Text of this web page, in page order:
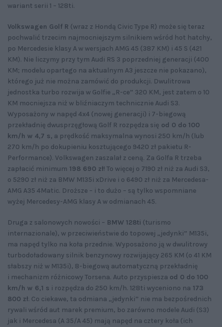
wariant serii 1 – 128ti.
Volkswagen Golf R (wraz z Hondą Civic Type R) może się teraz
pochwalić trzecim najmocniejszym silnikiem wśród hot hatchy,
po Mercedesie klasy A w wersjach AMG 45 (387 KM) i 45 S (421
KM). Nie liczymy przy tym Audi RS 3 poprzedniej generacji (400
KM; modelu opartego na aktualnym A3 jeszcze nie pokazano),
którego już nie można zamówić do produkcji. Dwulitrowa
jednostka turbo rozwija w Golfie „R-ce” 320 KM, jest zatem o 10
KM mocniejsza niż w bliźniaczym technicznie Audi S3.
Wyposażony w napęd 4x4 (nowej generacji) i 7-biegową
przekładnię dwusprzęgłową Golf R rozpędza się od 0 do 100
km/h w 4,7 s, a prędkość maksymalna wynosi 250 km/h (lub
270 km/h po dokupieniu kosztującego 9420 zł pakietu R-
Performance). Volkswagen zaszalał z ceną. Za Golfa R trzeba
zapłacić minimum 198 690 zł! To więcej o 7190 zł niż za Audi S3,
o 5290 zł niż za BMW M135i xDrive i o 6490 zł niż za Mercedesa-
AMG A35 4Matic. Droższe – i to dużo – są tylko wspomniane
wyżej Mercedesy-AMG klasy A w odmianach 45.
Druga z salonowych nowości – BMW 128ti (turismo
internazionale), w przeciwieństwie do topowej „jedynki” M135i,
ma napęd tylko na koła przednie. Wyposażono ją w dwulitrowy
turbodoładowany silnik benzynowy rozwijający 265 KM (o 41 KM
słabszy niż w M135i), 8-biegową automatyczną przekładnię
i mechanizm różnicowy Torsena. Auto przyspiesza od 0 do 100
km/h w 6,1 s i rozpędza do 250 km/h. 128ti wyceniono na 173
800 zł. Co ciekawe, ta odmiana „jedynki” nie ma bezpośrednich
rywali wśród aut marek premium, bo zarówno modele Audi (S3)
jak i Mercedesa (A 35/A 45) mają napęd na cztery koła (ich